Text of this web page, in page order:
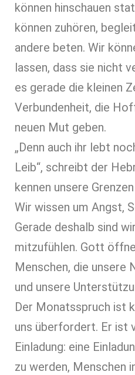
können hinschauen
können zuhören,
andere beten. Wir
lassen, dass sie nicht
es gerade die kleinen
Verbundenheit, die
neuen Mut geben.
„Denn auch ihr lebt
Leib“, schreibt der
kennen unsere
Wir wissen um Angst,
Gerade deshalb sind
mitzufühlen. Gott
Menschen, die unsere
und unsere
Der Monatsspruch ist
uns überfordert. Er ist
Einladung: eine
zu werden, Menschen